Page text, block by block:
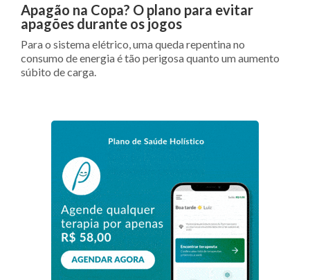
Apagão na Copa? O plano para evitar
apagões durante os jogos
Para o sistema elétrico, uma queda repentina no
consumo de energia é tão perigosa quanto um aumento
súbito de carga.